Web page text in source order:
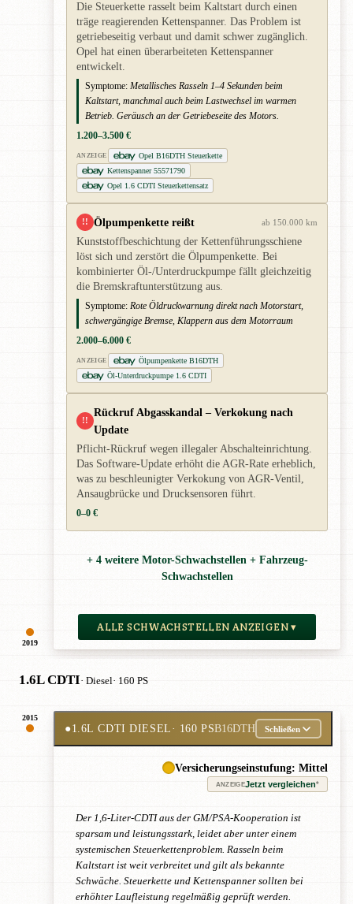
2019
Die Steuerkette rasselt beim Kaltstart durch einen
träge reagierenden Kettenspanner. Das Problem ist
getriebeseitig verbaut und damit schwer zugänglich.
Opel hat einen überarbeiteten Kettenspanner
entwickelt.
Symptome: Metallisches Rasseln 1–4 Sekunden beim
Kaltstart, manchmal auch beim Lastwechsel im warmen
Betrieb. Geräusch an der Getriebeseite des Motors.
1.200–3.500 €
ANZEIGE
Opel B16DTH Steuerkette
Kettenspanner 55571790
Opel 1.6 CDTI Steuerkettensatz
!! Ölpumpenkette reißt ab 150.000 km
Kunststoffbeschichtung der Kettenführungsschiene
löst sich und zerstört die Ölpumpenkette. Bei
kombinierter Öl-/Unterdruckpumpe fällt gleichzeitig
die Bremskraftunterstützung aus.
Symptome: Rote Öldruckwarnung direkt nach Motorstart,
schwergängige Bremse, Klappern aus dem Motorraum
2.000–6.000 €
ANZEIGE
Ölpumpenkette B16DTH
Öl-Unterdruckpumpe 1.6 CDTI
!!
Rückruf Abgasskandal – Verkokung nach
Update
Pflicht-Rückruf wegen illegaler Abschalteinrichtung.
Das Software-Update erhöht die AGR-Rate erheblich,
was zu beschleunigter Verkokung von AGR-Ventil,
Ansaugbrücke und Drucksensoren führt.
0–0 €
+ 4 weitere Motor-Schwachstellen + Fahrzeug-
Schwachstellen
ALLE SCHWACHSTELLEN ANZEIGEN ▾
1.6L CDTI· Diesel· 160 PS
2015
●1.6L CDTI DIESEL· 160 PSB16DTH Schließen
Versicherungseinstufung: Mittel
ANZEIGEJetzt vergleichen*
Der 1,6-Liter-CDTI aus der GM/PSA-Kooperation ist
sparsam und leistungsstark, leidet aber unter einem
systemischen Steuerkettenproblem. Rasseln beim
Kaltstart ist weit verbreitet und gilt als bekannte
Schwäche. Steuerkette und Kettenspanner sollten bei
erhöhter Laufleistung regelmäßig geprüft werden.